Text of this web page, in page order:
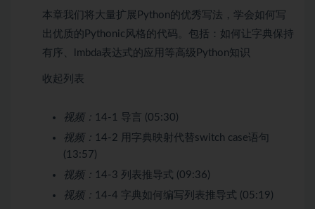
本章我们将大量扩展Python的优秀写法，学会如何写
出优质的Pythonic风格的代码。包括：如何让字典保持
有序、lmbda表达式的应用等高级Python知识
收起列表
视频： 14-1 导言 (05:30)
视频： 14-2 用字典映射代替switch case语句
(13:57)
视频： 14-3 列表推导式 (09:36)
视频： 14-4 字典如何编写列表推导式 (05:19)